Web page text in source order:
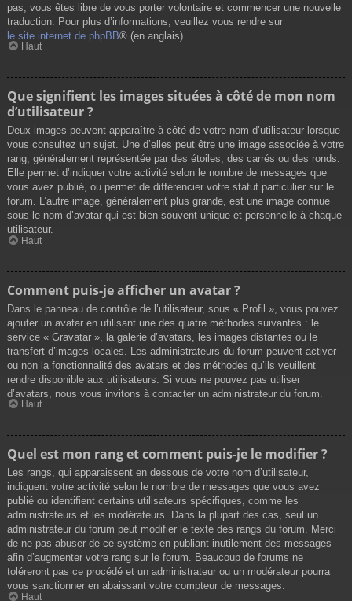
pas, vous êtes libre de vous porter volontaire et commencer une nouvelle
traduction. Pour plus d’informations, veuillez vous rendre sur
le site internet de phpBB® (en anglais).
Haut
Que signifient les images situées à côté de mon nom
d’utilisateur ?
Deux images peuvent apparaître à côté de votre nom d’utilisateur lorsque
vous consultez un sujet. Une d’elles peut être une image associée à votre
rang, généralement représentée par des étoiles, des carrés ou des ronds.
Elle permet d’indiquer votre activité selon le nombre de messages que
vous avez publié, ou permet de différencier votre statut particulier sur le
forum. L’autre image, généralement plus grande, est une image connue
sous le nom d’avatar qui est bien souvent unique et personnelle à chaque
utilisateur.
Haut
Comment puis-je afficher un avatar ?
Dans le panneau de contrôle de l’utilisateur, sous « Profil », vous pouvez
ajouter un avatar en utilisant une des quatre méthodes suivantes : le
service « Gravatar », la galerie d’avatars, les images distantes ou le
transfert d’images locales. Les administrateurs du forum peuvent activer
ou non la fonctionnalité des avatars et des méthodes qu’ils veuillent
rendre disponible aux utilisateurs. Si vous ne pouvez pas utiliser
d’avatars, nous vous invitons à contacter un administrateur du forum.
Haut
Quel est mon rang et comment puis-je le modifier ?
Les rangs, qui apparaissent en dessous de votre nom d’utilisateur,
indiquent votre activité selon le nombre de messages que vous avez
publié ou identifient certains utilisateurs spécifiques, comme les
administrateurs et les modérateurs. Dans la plupart des cas, seul un
administrateur du forum peut modifier le texte des rangs du forum. Merci
de ne pas abuser de ce système en publiant inutilement des messages
afin d’augmenter votre rang sur le forum. Beaucoup de forums ne
toléreront pas ce procédé et un administrateur ou un modérateur pourra
vous sanctionner en abaissant votre compteur de messages.
Haut